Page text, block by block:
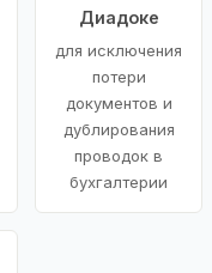
Диадоке
для исключения
потери
документов и
дублирования
проводок в
бухгалтерии